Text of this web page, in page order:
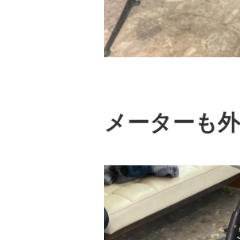
メーターも